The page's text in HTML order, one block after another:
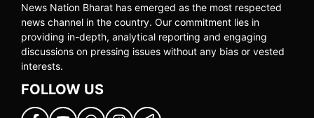
News Nation Bharat has emerged as the most respected
news channel in the country. Our commitment lies in
providing in-depth, analytical reporting and engaging
discussions on pressing issues without any bias or vested
interests.
FOLLOW US